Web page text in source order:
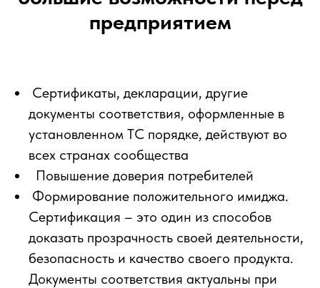
предприятием
Сертификаты, декларации, другие
документы соответствия, оформленные в
установленном ТС порядке, действуют во
всех странах сообщества
Повышение доверия потребителей
Формирование положительного имиджа.
Сертификация – это один из способов
доказать прозрачность своей деятельности,
безопасность и качество своего продукта.
Документы соответствия актуальны при